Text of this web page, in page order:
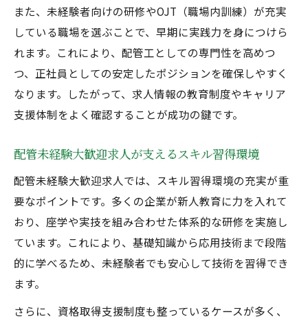
また、未経験者向けの研修やOJT（職場内訓練）が充実
している職場を選ぶことで、早期に実践力を身につけら
れます。これにより、配管工としての専門性を高めつ
つ、正社員としての安定したポジションを確保しやすく
なります。したがって、求人情報の教育制度やキャリア
支援体制をよく確認することが成功の鍵です。
配管未経験大歓迎求人が支えるスキル習得環境
配管未経験大歓迎求人では、スキル習得環境の充実が重
要なポイントです。多くの企業が新人教育に力を入れて
おり、座学や実技を組み合わせた体系的な研修を実施し
ています。これにより、基礎知識から応用技術まで段階
的に学べるため、未経験者でも安心して技術を習得でき
ます。
さらに、資格取得支援制度も整っているケースが多く、